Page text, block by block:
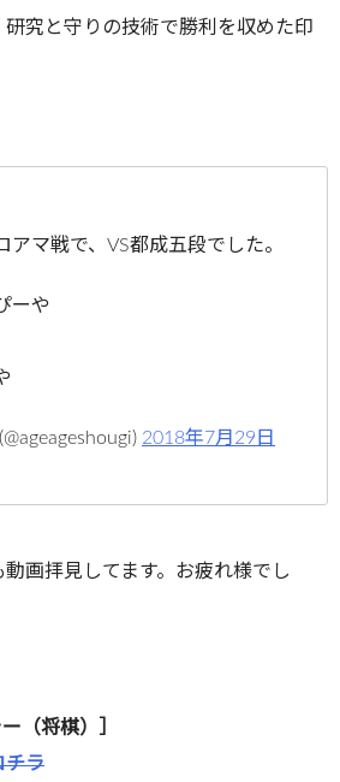
究と守りの技術で勝利を収めた印
マ戦で、VS都成五段でした。
ーや
2018年7月29日
画拝見してます。お疲れ様でし
（将棋）］
チラ